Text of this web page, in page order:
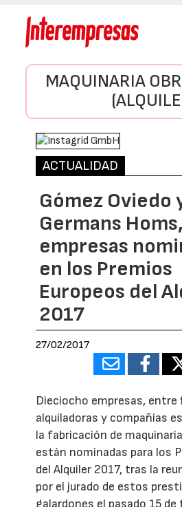
MAQUINARIA
ACTUALIDAD
Gómez Oviedo
Germans Homs,
empresas
en los Premios
Europeos del
2017
27/02/2017
Dieciocho empresas, entre
alquiladoras y compañías
la fabricación de
están nominadas para los
del Alquiler 2017, tras la
por el jurado de estos
galardones el pasado 15 de